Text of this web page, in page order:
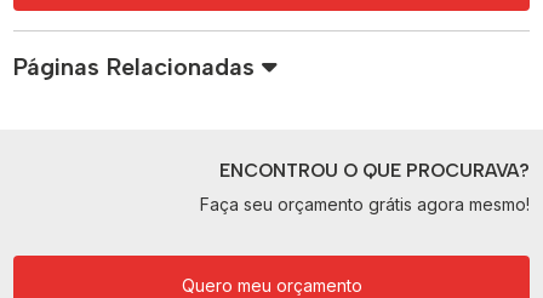
Páginas Relacionadas
ENCONTROU O QUE PROCURAVA?
Faça seu orçamento grátis agora mesmo!
Quero meu orçamento